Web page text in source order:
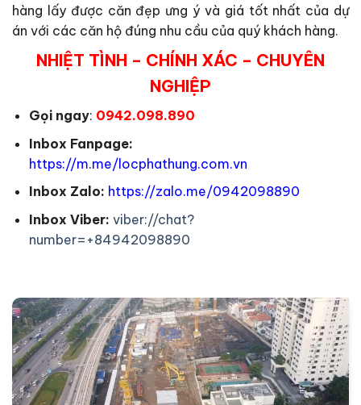
hàng lấy được căn đẹp ưng ý và giá tốt nhất của dự
án với các căn hộ đúng nhu cầu của quý khách hàng.
NHIỆT TÌNH – CHÍNH XÁC – CHUYÊN
NGHIỆP
Gọi ngay: 0942.098.890
Inbox Fanpage:
https://m.me/locphathung.com.vn
Inbox Zalo: https://zalo.me/0942098890
Inbox Viber: viber://chat?
number=+84942098890